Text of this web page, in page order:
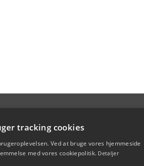
tracking cookies
Ved at bruge vores hjemmeside
med vores cookiepolitik. Detaljer